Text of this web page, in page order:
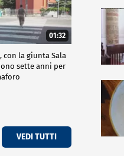
01:32
con la giunta Sala
sette anni per
VEDI TUTTI